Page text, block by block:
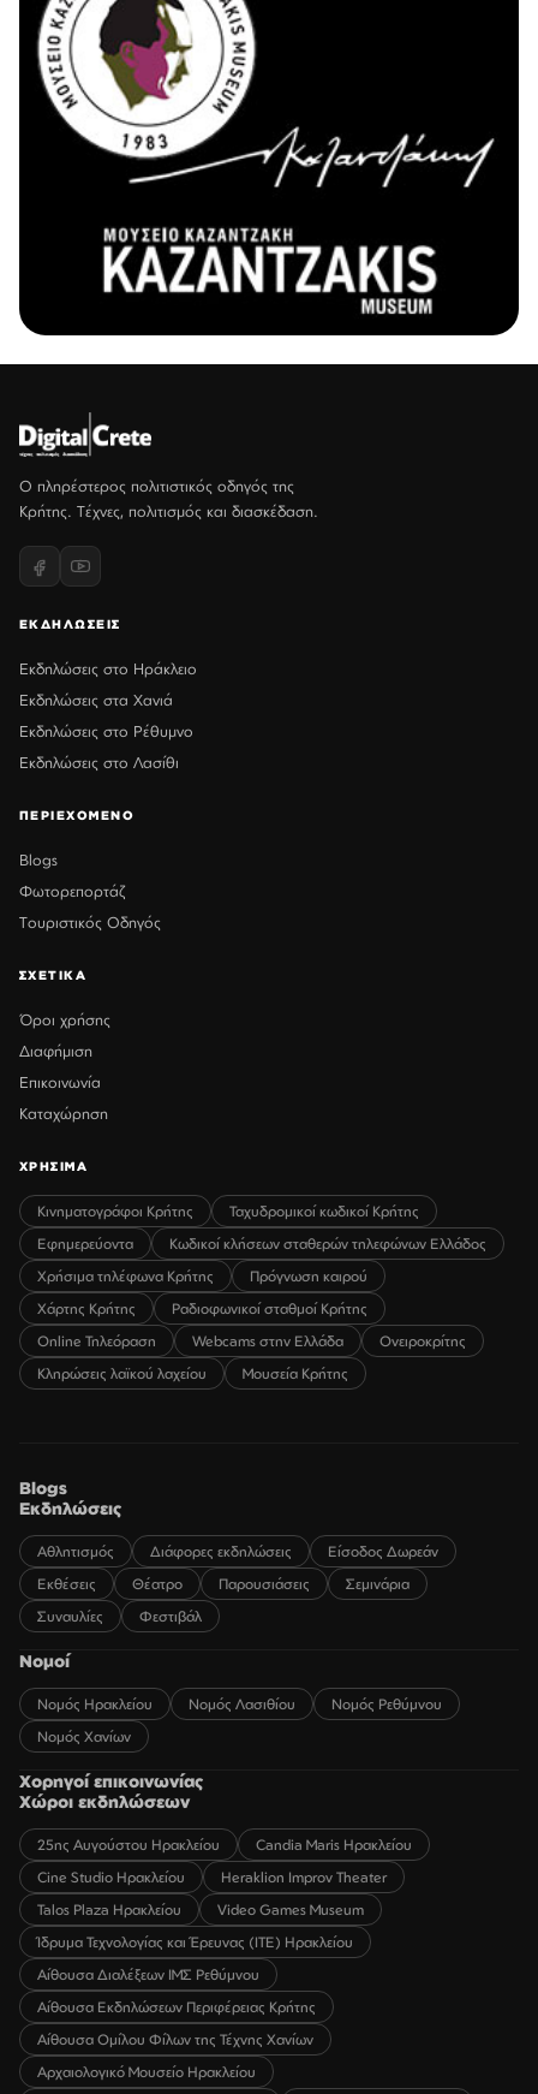
Ο πληρέστερος πολιτιστικός οδηγός της
Κρήτης. Τέχνες, πολιτισμός και διασκέδαση.
ΕΚΔΗΛΩΣΕΙΣ
Εκδηλώσεις στο Ηράκλειο
Εκδηλώσεις στα Χανιά
Εκδηλώσεις στο Ρέθυμνο
Εκδηλώσεις στο Λασίθι
ΠΕΡΙΕΧΟΜΕΝΟ
Blogs
Φωτορεπορτάζ
Τουριστικός Οδηγός
ΣΧΕΤΙΚΑ
Όροι χρήσης
Διαφήμιση
Επικοινωνία
Καταχώρηση
ΧΡΗΣΙΜΑ
Κινηματογράφοι Κρήτης
Ταχυδρομικοί κωδικοί Κρήτης
Εφημερεύοντα
Κωδικοί κλήσεων σταθερών τηλεφώνων Ελλάδος
Χρήσιμα τηλέφωνα Κρήτης
Πρόγνωση καιρού
Χάρτης Κρήτης
Ραδιοφωνικοί σταθμοί Κρήτης
Online Τηλεόραση
Webcams στην Ελλάδα
Ονειροκρίτης
Κληρώσεις λαϊκού λαχείου
Μουσεία Κρήτης
Blogs
Εκδηλώσεις
Αθλητισμός Διάφορες εκδηλώσεις
Είσοδος Δωρεάν
Εκθέσεις
Θέατρο Παρουσιάσεις
Σεμινάρια
Συναυλίες
Φεστιβάλ
Νομοί
Νομός Ηρακλείου Νομός Λασιθίου
Νομός Ρεθύμνου
Νομός Χανίων
Χορηγοί επικοινωνίας
Χώροι εκδηλώσεων
25ης Αυγούστου Ηρακλείου
Candia Maris Ηρακλείου
Cine Studio Ηρακλείου
Heraklion Improv Theater
Talos Plaza Ηρακλείου
Video Games Museum
Ίδρυμα Τεχνολογίας και Έρευνας (ΙΤΕ) Ηρακλείου
Αίθουσα Διαλέξεων ΙΜΣ Ρεθύμνου
Αίθουσα Εκδηλώσεων Περιφέρειας Κρήτης
Αίθουσα Ομίλου Φίλων της Τέχνης Χανίων
Αρχαιολογικό Μουσείο Ηρακλείου